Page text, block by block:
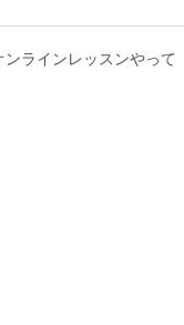
ンラインレッスンやって